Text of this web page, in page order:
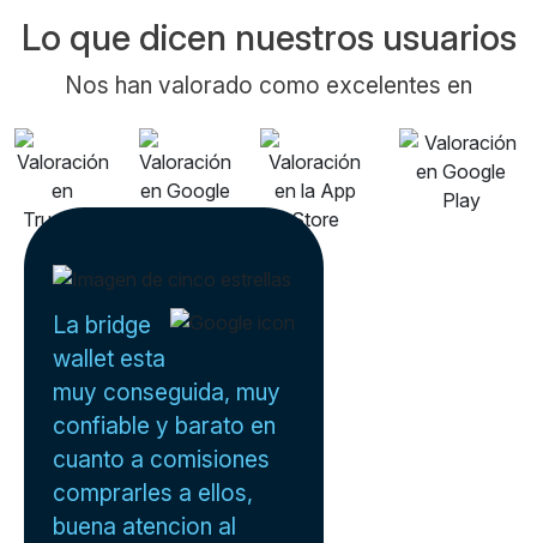
Lo que dicen nuestros usuarios
Nos han valorado como excelentes en
La bridge
wallet esta
muy conseguida, muy
confiable y barato en
cuanto a comisiones
comprarles a ellos,
buena atencion al